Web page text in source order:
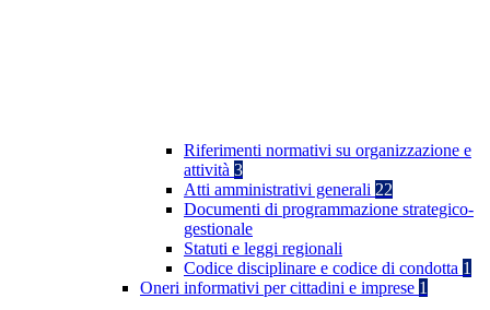
Riferimenti normativi su organizzazione e
attività 3
Atti amministrativi generali 22
Documenti di programmazione strategico-
gestionale
Statuti e leggi regionali
Codice disciplinare e codice di condotta 1
Oneri informativi per cittadini e imprese 1